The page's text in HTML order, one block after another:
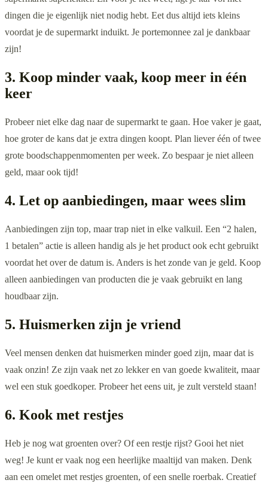
dingen die je eigenlijk niet nodig hebt. Eet dus altijd iets kleins
voordat je de supermarkt induikt. Je portemonnee zal je dankbaar
zijn!
3. Koop minder vaak, koop meer in één
keer
Probeer niet elke dag naar de supermarkt te gaan. Hoe vaker je gaat,
hoe groter de kans dat je extra dingen koopt. Plan liever één of twee
grote boodschappenmomenten per week. Zo bespaar je niet alleen
geld, maar ook tijd!
4. Let op aanbiedingen, maar wees slim
Aanbiedingen zijn top, maar trap niet in elke valkuil. Een “2 halen,
1 betalen” actie is alleen handig als je het product ook echt gebruikt
voordat het over de datum is. Anders is het zonde van je geld. Koop
alleen aanbiedingen van producten die je vaak gebruikt en lang
houdbaar zijn.
5. Huismerken zijn je vriend
Veel mensen denken dat huismerken minder goed zijn, maar dat is
vaak onzin! Ze zijn vaak net zo lekker en van goede kwaliteit, maar
wel een stuk goedkoper. Probeer het eens uit, je zult versteld staan!
6. Kook met restjes
Heb je nog wat groenten over? Of een restje rijst? Gooi het niet
weg! Je kunt er vaak nog een heerlijke maaltijd van maken. Denk
aan een omelet met restjes groenten, of een snelle roerbak. Creatief